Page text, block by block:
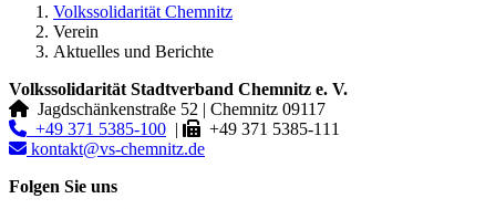
Volkssolidarität Chemnitz
Verein
Aktuelles und Berichte
Volkssolidarität Stadtverband Chemnitz e. V.
Jagdschänkenstraße 52 | Chemnitz 09117
+49 371 5385-100 |
+49 371 5385-111
kontakt@vs-chemnitz.de
Folgen Sie uns